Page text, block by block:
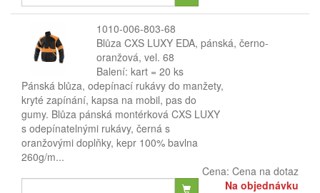
1010-006-803-68
Blůza CXS LUXY EDA, pánská, černo-
oranžová, vel. 68
Balení: kart = 20 ks
Pánská blůza, odepínací rukávy do manžety,
kryté zapínání, kapsa na mobil, pas do
gumy. Blůza pánská montérková CXS LUXY
s odepínatelnými rukávy, černá s
oranžovými doplňky, kepr 100% bavlna
260g/m...
Cena: Cena na dotaz
Na objednávku